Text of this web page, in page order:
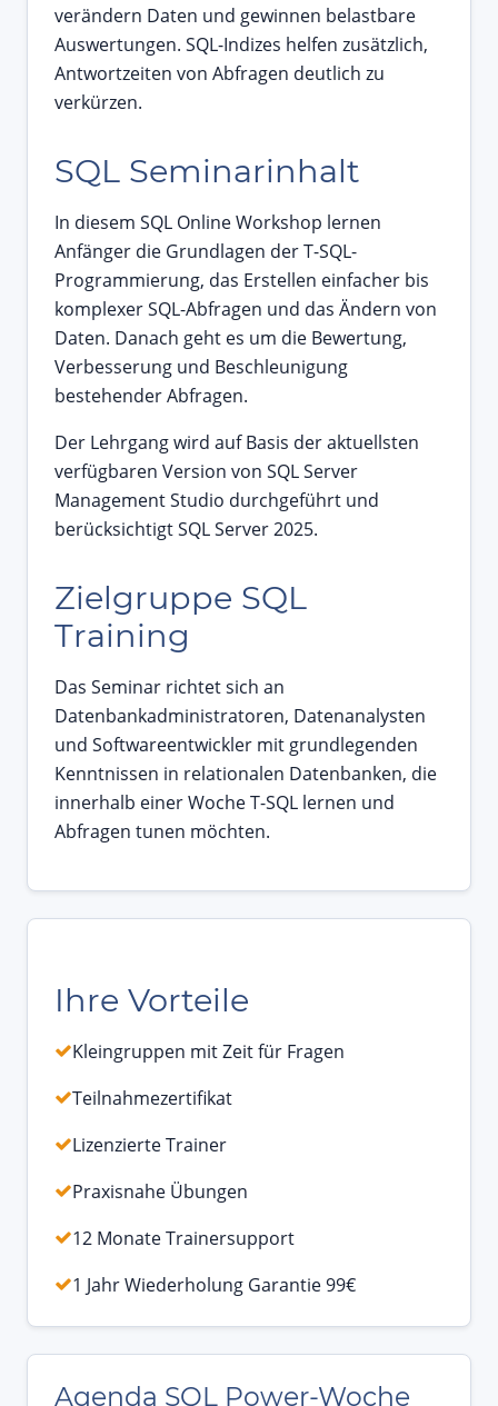
verändern Daten und gewinnen belastbare
Auswertungen. SQL-Indizes helfen zusätzlich,
Antwortzeiten von Abfragen deutlich zu
verkürzen.
SQL Seminarinhalt
In diesem SQL Online Workshop lernen
Anfänger die Grundlagen der T-SQL-
Programmierung, das Erstellen einfacher bis
komplexer SQL-Abfragen und das Ändern von
Daten. Danach geht es um die Bewertung,
Verbesserung und Beschleunigung
bestehender Abfragen.
Der Lehrgang wird auf Basis der aktuellsten
verfügbaren Version von SQL Server
Management Studio durchgeführt und
berücksichtigt SQL Server 2025.
Zielgruppe SQL
Training
Das Seminar richtet sich an
Datenbankadministratoren, Datenanalysten
und Softwareentwickler mit grundlegenden
Kenntnissen in relationalen Datenbanken, die
innerhalb einer Woche T-SQL lernen und
Abfragen tunen möchten.
Ihre Vorteile
Kleingruppen mit Zeit für Fragen
Teilnahmezertifikat
Lizenzierte Trainer
Praxisnahe Übungen
12 Monate Trainersupport
1 Jahr Wiederholung Garantie 99€
Agenda SQL Power-Woche